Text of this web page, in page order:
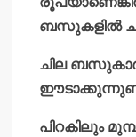
ബസുകളില്‍
ചില
പിറകിലും